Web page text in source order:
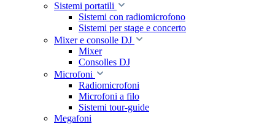
Sistemi portatili
Sistemi con radiomicrofono
Sistemi per stage e concerto
Mixer e consolle DJ
Mixer
Consolles DJ
Microfoni
Radiomicrofoni
Microfoni a filo
Sistemi tour-guide
Megafoni